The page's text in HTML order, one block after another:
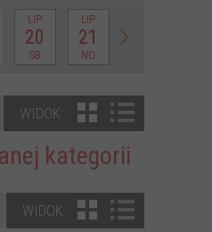
LIP
20
SB
LIP
21
ND
WIDOK:
kategorii
WIDOK